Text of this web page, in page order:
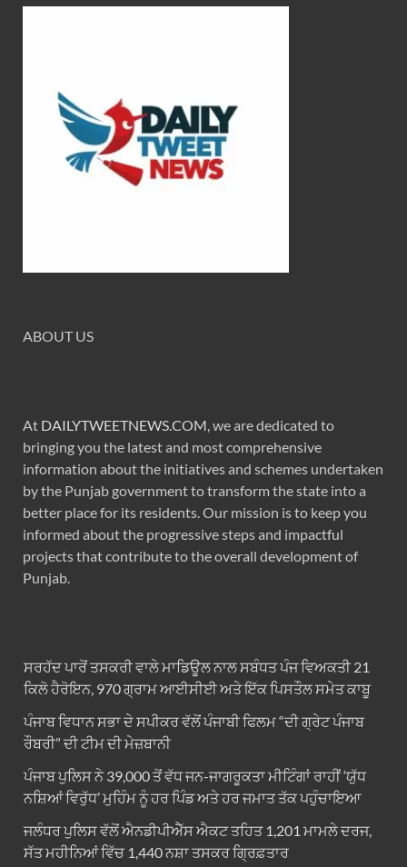
ABOUT US
At DAILYTWEETNEWS.COM, we are dedicated to
bringing you the latest and most comprehensive
information about the initiatives and schemes undertaken
by the Punjab government to transform the state into a
better place for its residents. Our mission is to keep you
informed about the progressive steps and impactful
projects that contribute to the overall development of
Punjab.
ਸਰਹੱਦ ਪਾਰੋਂ ਤਸਕਰੀ ਵਾਲੇ ਮਾਡਿਊਲ ਨਾਲ ਸਬੰਧਤ ਪੰਜ ਵਿਅਕਤੀ 21
ਕਿਲੋ ਹੈਰੋਇਨ, 970 ਗ੍ਰਾਮ ਆਈਸੀਈ ਅਤੇ ਇੱਕ ਪਿਸਤੌਲ ਸਮੇਤ ਕਾਬੂ
ਪੰਜਾਬ ਵਿਧਾਨ ਸਭਾ ਦੇ ਸਪੀਕਰ ਵੱਲੋਂ ਪੰਜਾਬੀ ਫਿਲਮ “ਦੀ ਗ੍ਰੇਟ ਪੰਜਾਬ
ਰੌਬਰੀ” ਦੀ ਟੀਮ ਦੀ ਮੇਜ਼ਬਾਨੀ
ਪੰਜਾਬ ਪੁਲਿਸ ਨੇ 39,000 ਤੋਂ ਵੱਧ ਜਨ-ਜਾਗਰੂਕਤਾ ਮੀਟਿੰਗਾਂ ਰਾਹੀਂ ‘ਯੁੱਧ
ਨਸ਼ਿਆਂ ਵਿਰੁੱਧ’ ਮੁਹਿੰਮ ਨੂੰ ਹਰ ਪਿੰਡ ਅਤੇ ਹਰ ਜਮਾਤ ਤੱਕ ਪਹੁੰਚਾਇਆ
ਜਲੰਧਰ ਪੁਲਿਸ ਵੱਲੋਂ ਐਨਡੀਪੀਐੱਸ ਐਕਟ ਤਹਿਤ 1,201 ਮਾਮਲੇ ਦਰਜ,
ਸੱਤ ਮਹੀਨਿਆਂ ਵਿੱਚ 1,440 ਨਸ਼ਾ ਤਸਕਰ ਗ੍ਰਿਫ਼ਤਾਰ